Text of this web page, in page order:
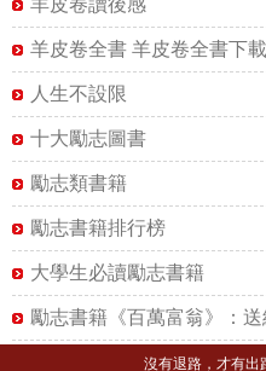
羊皮卷讀後感
羊皮卷全書 羊皮卷全書下載
人生不設限
十大勵志圖書
勵志類書籍
勵志書籍排行榜
大學生必讀勵志書籍
勵志書籍《百萬富翁》：
沒有退路，才有出